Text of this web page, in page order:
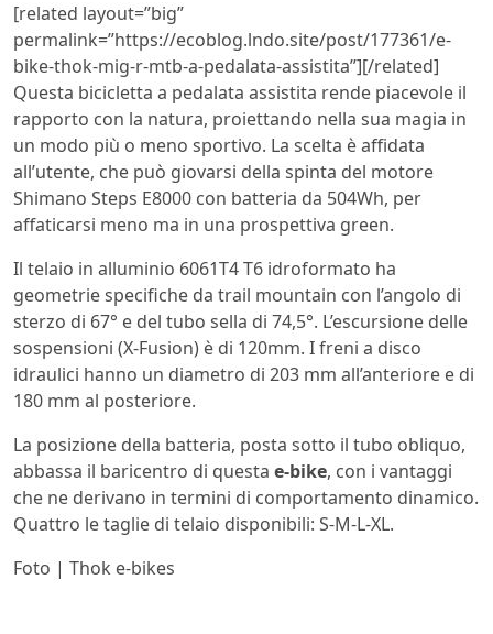
[related layout=”big”
permalink=”https://ecoblog.lndo.site/post/177361/e-
bike-thok-mig-r-mtb-a-pedalata-assistita”][/related]
Questa bicicletta a pedalata assistita rende piacevole il
rapporto con la natura, proiettando nella sua magia in
un modo più o meno sportivo. La scelta è affidata
all’utente, che può giovarsi della spinta del motore
Shimano Steps E8000 con batteria da 504Wh, per
affaticarsi meno ma in una prospettiva green.
Il telaio in alluminio 6061T4 T6 idroformato ha
geometrie specifiche da trail mountain con l’angolo di
sterzo di 67° e del tubo sella di 74,5°. L’escursione delle
sospensioni (X-Fusion) è di 120mm. I freni a disco
idraulici hanno un diametro di 203 mm all’anteriore e di
180 mm al posteriore.
La posizione della batteria, posta sotto il tubo obliquo,
abbassa il baricentro di questa e-bike, con i vantaggi
che ne derivano in termini di comportamento dinamico.
Quattro le taglie di telaio disponibili: S-M-L-XL.
Foto | Thok e-bikes